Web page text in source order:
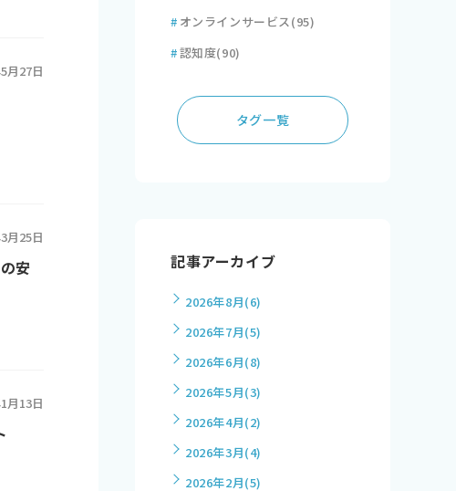
月27日
月25日
安
月13日
# オンラインサービス(95)
#認知度(90)
タグ一覧
記事アーカイブ
2026年8月(6)
2026年7月(5)
2026年6月(8)
2026年5月(3)
2026年4月(2)
2026年3月(4)
2026年2月(5)